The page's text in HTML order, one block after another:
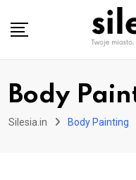
Body
Silesia.in Body Painting